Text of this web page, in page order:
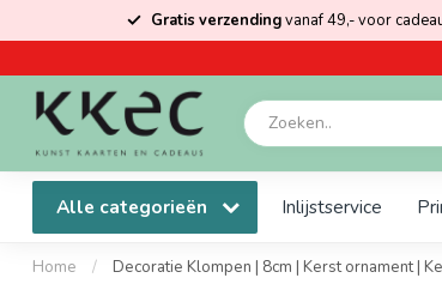
Gratis verzendingvanaf 49,- voor
Alle categorieën Inlijstservice
Home / Decoratie Klompen | 8cm | Kerst ornament |